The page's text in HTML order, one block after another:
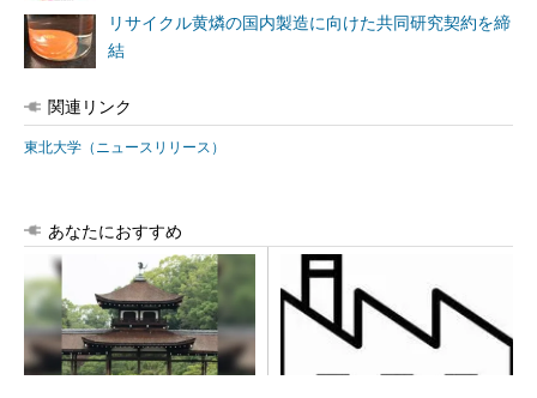
リサイクル黄燐の国内製造に向けた共同研究契約を締
結
関連リンク
東北大学（ニュースリリース）
あなたにおすすめ